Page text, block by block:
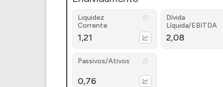
Liquidez
Corrente
1,21
Dívida
Líquida/EBITDA
2,08
Passivos/Ativos
0,76